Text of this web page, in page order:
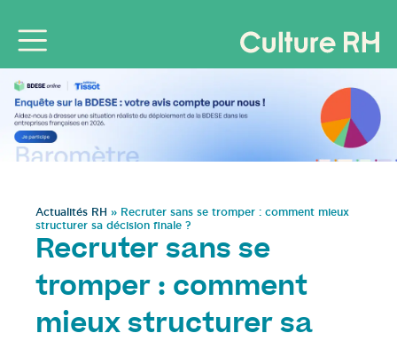
Actualités RH » Recruter sans se tromper : comment mieux
structurer sa décision finale ?
Recruter sans se
tromper : comment
mieux structurer sa